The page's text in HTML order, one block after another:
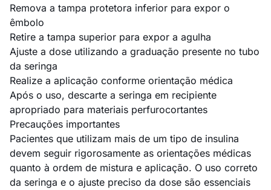
Remova a tampa protetora inferior para expor o
êmbolo
Retire a tampa superior para expor a agulha
Ajuste a dose utilizando a graduação presente no tubo
da seringa
Realize a aplicação conforme orientação médica
Após o uso, descarte a seringa em recipiente
apropriado para materiais perfurocortantes
Precauções importantes
Pacientes que utilizam mais de um tipo de insulina
devem seguir rigorosamente as orientações médicas
quanto à ordem de mistura e aplicação. O uso correto
da seringa e o ajuste preciso da dose são essenciais